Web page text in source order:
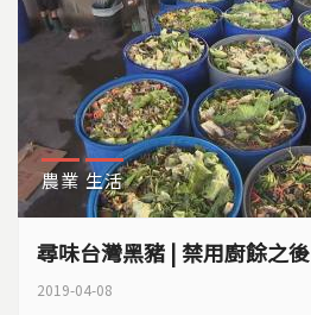
農業 生活
尋味台灣黑豬 | 禁用廚餘之
2019-04-08